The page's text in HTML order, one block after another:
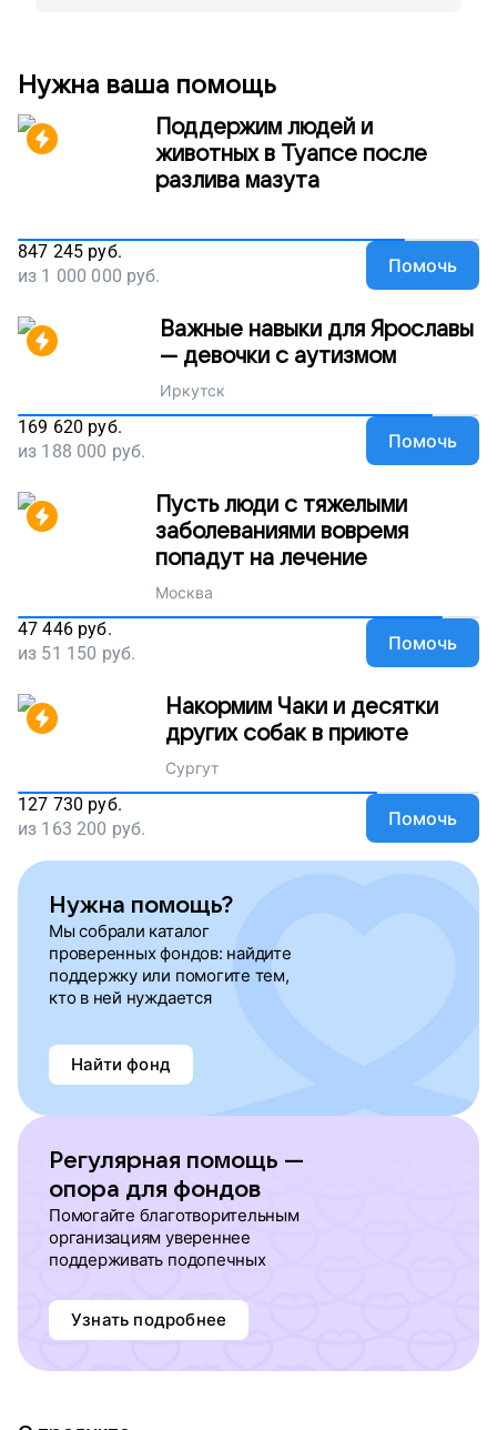
Нужна ваша помощь
Поддержим людей и
животных в Туапсе после
разлива мазута
847 245 руб.
из 1 000 000 руб. Помочь
Важные навыки для Ярославы
— девочки с аутизмом
Иркутск
169 620 руб.
из 188 000 руб. Помочь
Пусть люди с тяжелыми
заболеваниями вовремя
попадут на лечение
Москва
47 446 руб.
из 51 150 руб. Помочь
Накормим Чаки и десятки
других собак в приюте
Сургут
127 730 руб.
из 163 200 руб. Помочь
Нужна помощь?
Мы собрали каталог
проверенных фондов: найдите
поддержку или помогите тем,
кто в ней нуждается
Найти фонд
Регулярная помощь —
опора для фондов
Помогайте благотворительным
организациям увереннее
поддерживать подопечных
Узнать подробнее